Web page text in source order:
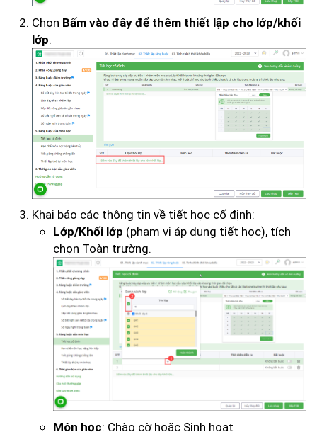
Chọn Bấm vào đây để thêm thiết lập cho lớp/khối
lớp.
Khai báo các thông tin về tiết học cố định:
Lớp/Khối lớp (phạm vi áp dụng tiết học), tích
chọn Toàn trường.
Môn học: Chào cờ hoặc Sinh hoạt